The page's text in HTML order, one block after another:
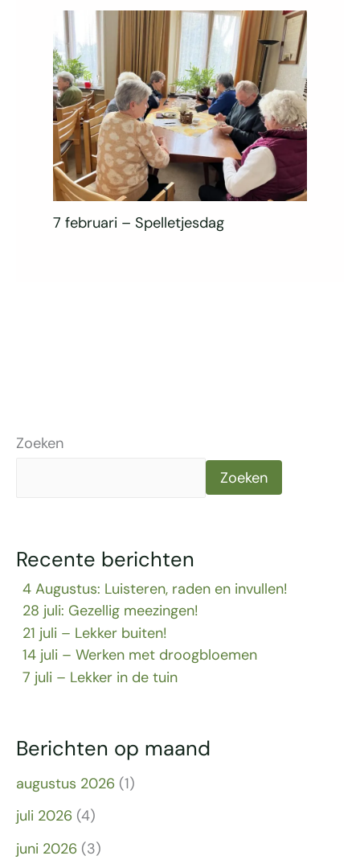
Zoeken
Zoeken
Recente berichten
4 Augustus: Luisteren, raden en invullen!
28 juli: Gezellig meezingen!
21 juli – Lekker buiten!
14 juli – Werken met droogbloemen
7 juli – Lekker in de tuin
Berichten op maand
augustus 2026 (1)
juli 2026 (4)
juni 2026 (3)
7 februari – Spelletjesdag